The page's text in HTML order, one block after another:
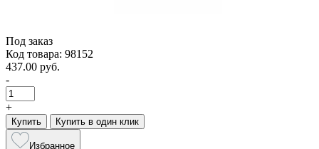
Под заказ
Код товара: 98152
437.00 руб.
-
+
Купить Купить в один клик
Избранное